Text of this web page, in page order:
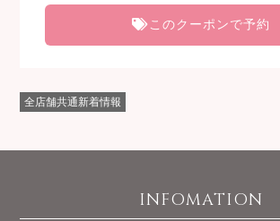
このクーポンで予約
全店舗共通新着情報
INFOMATION